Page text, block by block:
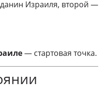
Израиля, второй —
— стартовая точка.